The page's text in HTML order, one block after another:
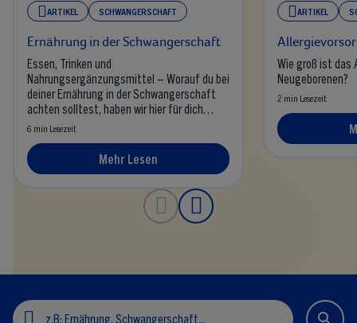
ARTIKEL SCHWANGERSCHAFT
Ernährung in der Schwangerschaft
Essen, Trinken und
Nahrungsergänzungsmittel – Worauf du bei
deiner Ernährung in der Schwangerschaft
achten solltest, haben wir hier für dich
zusammengefasst.
6 min Lesezeit
Mehr Lesen
ARTIKEL
Wie groß ist das
Neugeborenen?
2 min Lesezeit